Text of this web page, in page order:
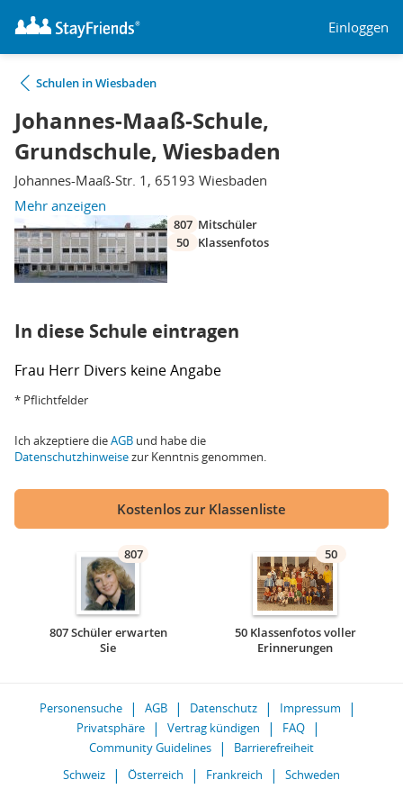
Einloggen
Schulen in Wiesbaden
Johannes-Maaß-Schule,
Grundschule, Wiesbaden
Johannes-Maaß-Str. 1, 65193 Wiesbaden
Mehr anzeigen
807 Mitschüler
50
Klassenfotos
In diese Schule eintragen
Frau Herr Divers keine Angabe
* Pflichtfelder
Ich akzeptiere dieAGB und habe die
Datenschutzhinweisezur Kenntnis genommen.
Kostenlos zur Klassenliste
807
807 Schüler erwarten
Sie
50
50 Klassenfotos voller
Erinnerungen
Personensuche AGB Datenschutz
Impressum
Privatsphäre
Vertrag kündigen
FAQ
Community Guidelines
Barrierefreiheit
Schweiz
Österreich Frankreich Schweden